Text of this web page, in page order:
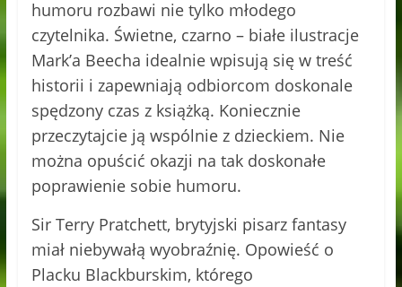
humoru rozbawi nie tylko młodego
czytelnika. Świetne, czarno – białe ilustracje
Mark’a Beecha idealnie wpisują się w treść
historii i zapewniają odbiorcom doskonale
spędzony czas z książką. Koniecznie
przeczytajcie ją wspólnie z dzieckiem. Nie
można opuścić okazji na tak doskonałe
poprawienie sobie humoru.
Sir Terry Pratchett, brytyjski pisarz fantasy
miał niebywałą wyobraźnię. Opowieść o
Placku Blackburskim, którego